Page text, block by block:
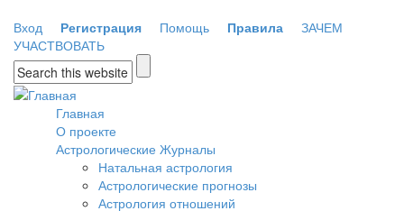
Вход
Регистрация Помощь Правила
ЗАЧЕМ
УЧАСТВОВАТЬ
Форма поиска
Главная
О проекте
Астрологические Журналы
Натальная астрология
Астрологические прогнозы
Астрология отношений